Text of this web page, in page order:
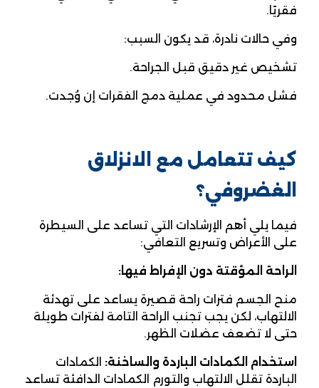
فقريًا.
وفي حالات نادرة، قد يكون السبب:
تشخيص غير دقيق قبل الجراحة.
فشل محدود في عملية دمج الفقرات إن وُجدت.
كيف تتعامل مع الانزلاق
الغضروفي؟
فيما يلي أهم الإرشادات التي تساعد على السيطرة
على الأعراض وتسريع التعافي:
الراحة المؤقتة دون الإفراط فيها:
منح الجسم فترات راحة قصيرة يساعد على تهدئة
الالتهاب، لكن يجب تجنب الراحة التامة لفترات طويلة
حتى لا تضعف عضلات الظهر.
استخدام الكمادات الباردة والساخنة: الكمادات
الباردة تقلل الالتهاب والتورم الكمادات الدافئة تساعد